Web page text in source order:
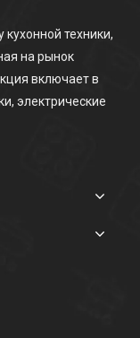
техники,
на рынок
включает в
электрические